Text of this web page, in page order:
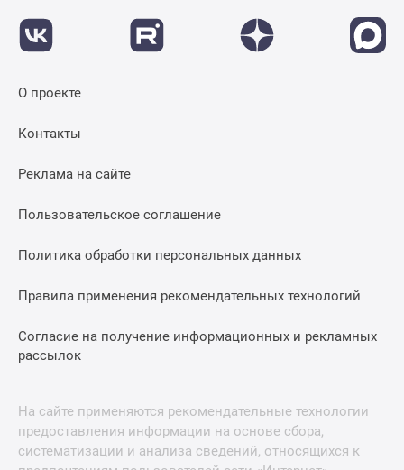
О проекте
Контакты
Реклама на сайте
Пользовательское соглашение
Политика обработки персональных данных
Правила применения рекомендательных технологий
Согласие на получение информационных и рекламных
рассылок
На сайте применяются рекомендательные технологии
предоставления информации на основе сбора,
систематизации и анализа сведений, относящихся к